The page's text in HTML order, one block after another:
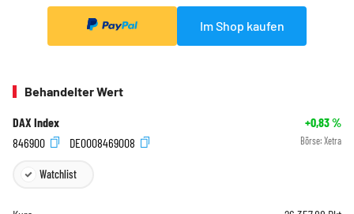
Im Shop kaufen
Behandelter Wert
DAX Index +0,83%
846900
DE0008469008 Börse: Xetra
Watchlist